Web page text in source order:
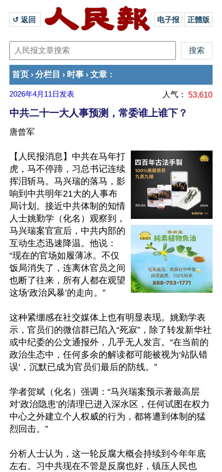
↺ 返回 电子报 正體版
首页 › 分栏目 › 时事 › 文章 ：
2026年4月11日 发表 人气： 53,610
中共二十一大人事预测，常委谁上谁下？
唐曾军
【人民报消息】中共在马年打
虎，马不停蹄，习总书记连续
挥泪斩马。马兴瑞的落马，影
响到中共明年21大的人事布
局计划。接近中共体制的知情
人士姚勤学（化名）观察到，
马兴瑞案官宣后，中共内部的
互动生态迅速降温。他说：
“现在的官场如履薄冰。不仅
饭局消失了，连离休官员之间
也断了往来，所有人都在观望
这场‘政治风暴’的走向。”
这种紧绷感在社交媒体上也有明显表现。姚勤学表
示，官员们的微信群已陷入“死寂”，除了转发新华社
或中纪委的公文通报外，几乎无人发言。“在当前的
政治生态中，任何多余的解读都可能被视为‘站队错
误’，沉默已成为官员们最后的防线。”
学者贺斌（化名）强调：“马兴瑞案预示著最高层
对‘政治隐患’的清理已进入深水区，任何试图在权力
中心之外建立个人权威的行为，都将遭到体制的猛
烈回击。”
分析人士认为，这一轮反腐大概会持续到今年年底
左右。习中共现在不管是反腐也好，镇压人民也